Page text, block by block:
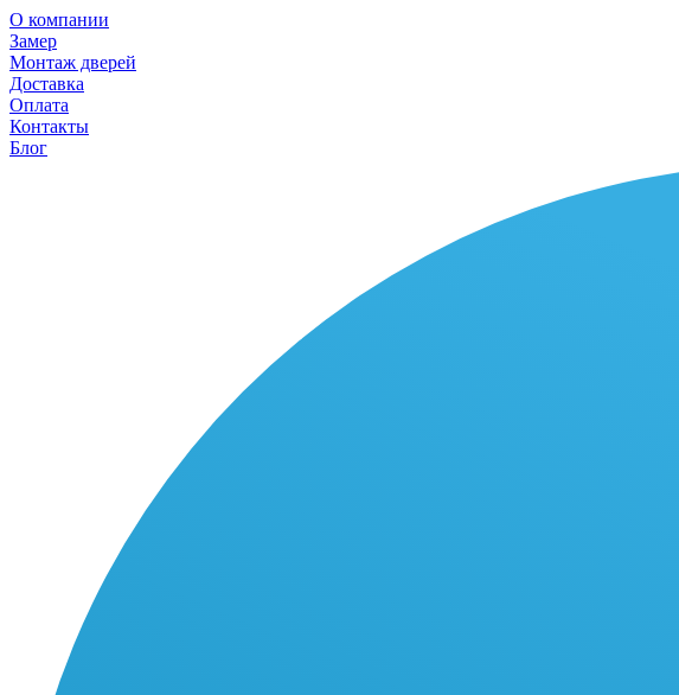
О компании
Замер
Монтаж дверей
Доставка
Оплата
Контакты
Блог